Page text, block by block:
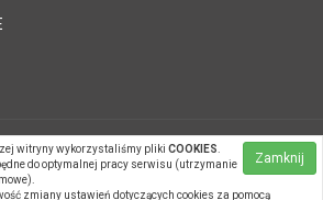
| Kopiowanie treści zabronione |
Zamknij
witryny wykorzystaliśmy pliki COOKIES
do optymalnej pracy serwisu (utrzymanie
zmiany ustawień dotyczących cookies za pomocą